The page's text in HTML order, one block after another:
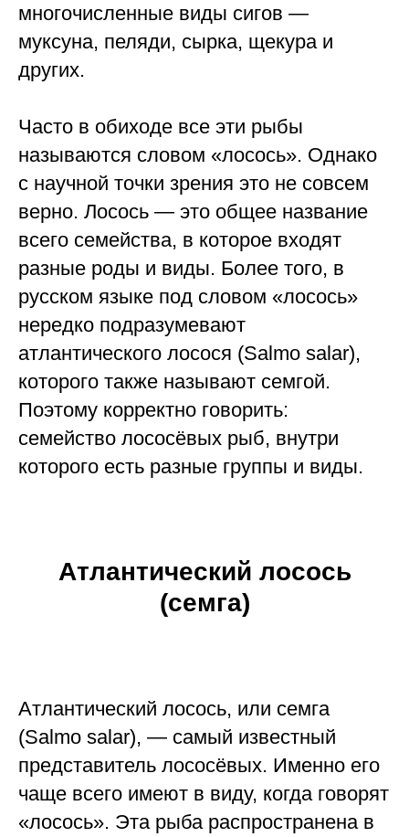
многочисленные виды сигов —
муксуна, пеляди, сырка, щекура и
других.
Часто в обиходе все эти рыбы
называются словом «лосось». Однако
с научной точки зрения это не совсем
верно. Лосось — это общее название
всего семейства, в которое входят
разные роды и виды. Более того, в
русском языке под словом «лосось»
нередко подразумевают
атлантического лосося (Salmo salar),
которого также называют семгой.
Поэтому корректно говорить:
семейство лососёвых рыб, внутри
которого есть разные группы и виды.
Атлантический лосось
(семга)
Атлантический лосось, или семга
(Salmo salar), — самый известный
представитель лососёвых. Именно его
чаще всего имеют в виду, когда говорят
«лосось». Эта рыба распространена в